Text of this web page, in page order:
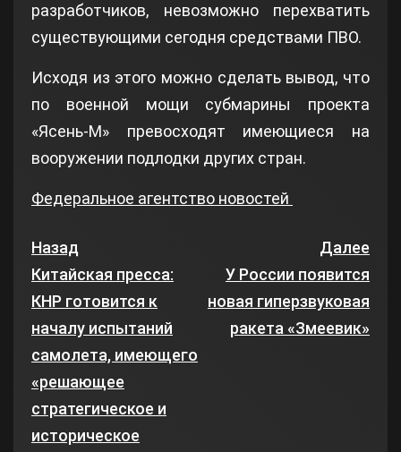
разработчиков, невозможно перехватить
существующими сегодня средствами ПВО.
Исходя из этого можно сделать вывод, что
по военной мощи субмарины проекта
«Ясень-М» превосходят имеющиеся на
вооружении подлодки других стран.
Федеральное агентство новостей
Назад
Китайская пресса:
КНР готовится к
началу испытаний
самолета, имеющего
«решающее
стратегическое и
историческое
Далее
У России появится
новая гиперзвуковая
ракета «Змеевик»